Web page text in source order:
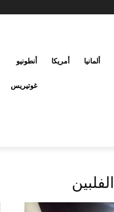
ألمانيا أمريكا أنطونيو
غوتيريس
الفلبين